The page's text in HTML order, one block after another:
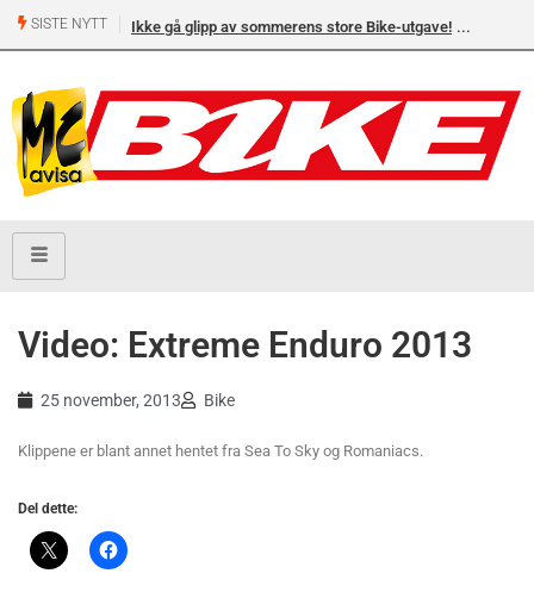
SISTE NYTT Ikke gå glipp av sommerens store Bike-utgave!
Video: Extreme Enduro 2013
25 november, 2013 Bike
Klippene er blant annet hentet fra Sea To Sky og Romaniacs.
Del dette: